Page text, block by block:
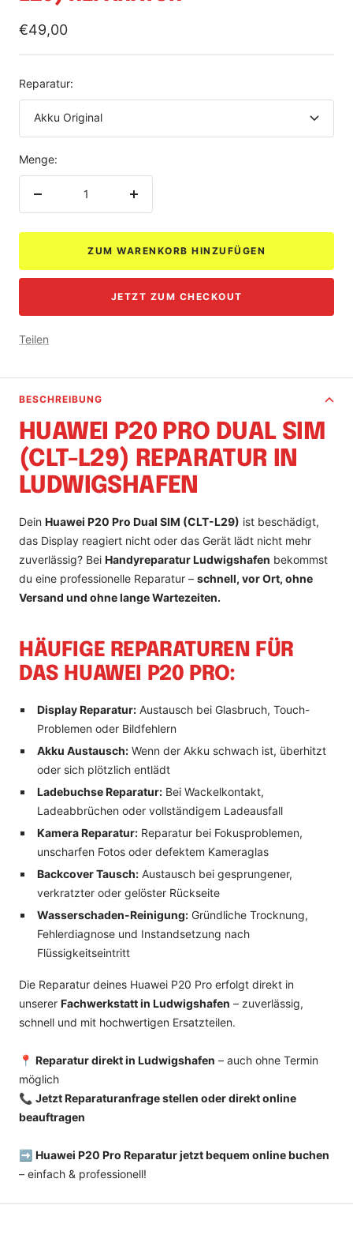
Angebotspreis
€49,00
Reparatur:
Akku Original
Menge:
Menge
ZUM WARENKORB HINZUFÜGEN
JETZT ZUM CHECKOUT
Teilen
BESCHREIBUNG
HUAWEI P20 PRO DUAL SIM
(CLT-L29) REPARATUR IN
LUDWIGSHAFEN
Dein Huawei P20 Pro Dual SIM (CLT-L29) ist beschädigt,
das Display reagiert nicht oder das Gerät lädt nicht mehr
zuverlässig? Bei Handyreparatur Ludwigshafen bekommst
du eine professionelle Reparatur – schnell, vor Ort, ohne
Versand und ohne lange Wartezeiten.
HÄUFIGE REPARATUREN FÜR
DAS HUAWEI P20 PRO:
Display Reparatur:Austausch bei Glasbruch, Touch-
Problemen oder Bildfehlern
Akku Austausch:Wenn der Akku schwach ist, überhitzt
oder sich plötzlich entlädt
Ladebuchse Reparatur:Bei Wackelkontakt,
Ladeabbrüchen oder vollständigem Ladeausfall
Kamera Reparatur:Reparatur bei Fokusproblemen,
unscharfen Fotos oder defektem Kameraglas
Backcover Tausch:Austausch bei gesprungener,
verkratzter oder gelöster Rückseite
Wasserschaden-Reinigung:Gründliche Trocknung,
Fehlerdiagnose und Instandsetzung nach
Flüssigkeitseintritt
Die Reparatur deines Huawei P20 Pro erfolgt direkt in
unserer Fachwerkstatt in Ludwigshafen – zuverlässig,
schnell und mit hochwertigen Ersatzteilen.
📍 Reparatur direkt in Ludwigshafen – auch ohne Termin
möglich
📞 Jetzt Reparaturanfrage stellen oder direkt online
beauftragen
➡️ Huawei P20 Pro Reparatur jetzt bequem online buchen
– einfach & professionell!